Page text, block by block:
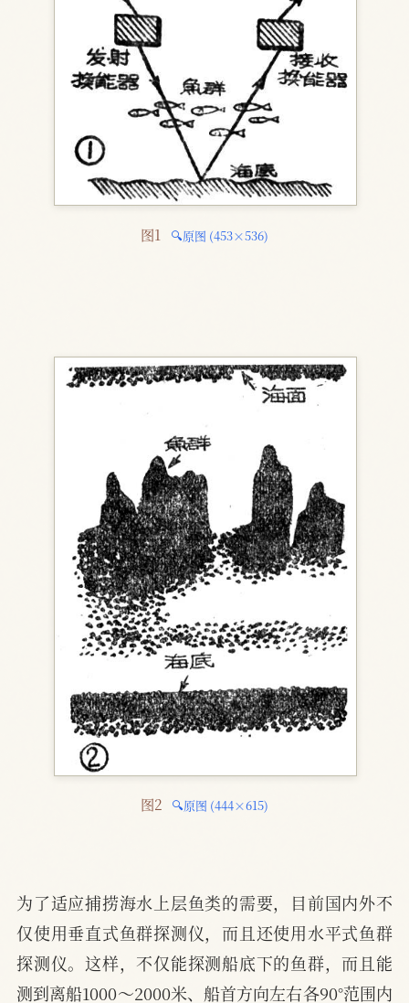
图1 🔍原图 (453×536)
图2 🔍原图 (444×615)
为了适应捕捞海水上层鱼类的需要，目前国内外不
仅使用垂直式鱼群探测仪，而且还使用水平式鱼群
探测仪。这样，不仅能探测船底下的鱼群，而且能
测到离船1000～2000米、船首方向左右各90°范围内